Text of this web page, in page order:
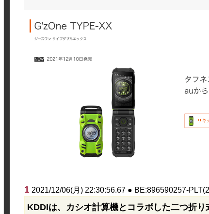
1 2021/12/06(月) 22:30:56.67 ● BE:896590257-
KDDIは、カシオ計算機とコラボした二つ折り